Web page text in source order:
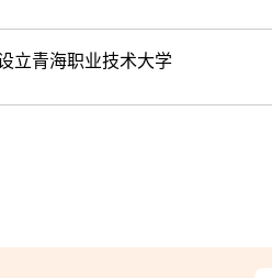
立青海职业技术大学